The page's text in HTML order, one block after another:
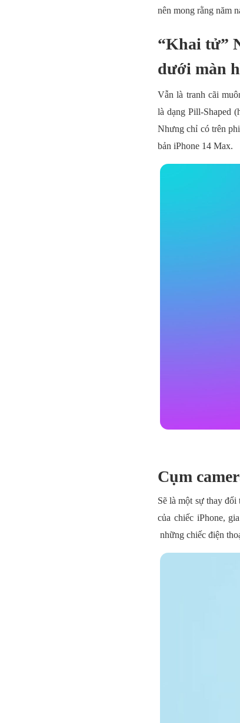
nên mong rằng năm
“Khai tử”
dưới màn
Vẫn là tranh cãi
là dạng Pill-Shaped
Nhưng chỉ có trên
bản iPhone 14 Max.
Cụm
Sẽ là một sự thay
của chiếc iPhone,
những chiếc điện